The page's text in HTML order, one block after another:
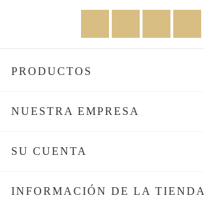
PRODUCTOS
NUESTRA EMPRESA
SU CUENTA
INFORMACIÓN DE LA TIENDA